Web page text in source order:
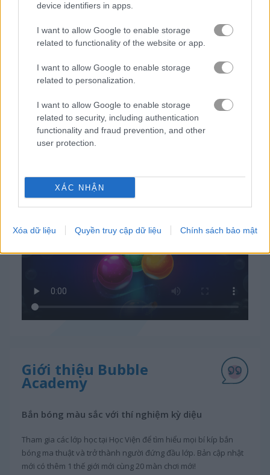
device identifiers in apps.
I want to allow Google to enable storage
related to functionality of the website or app.
I want to allow Google to enable storage
related to personalization.
I want to allow Google to enable storage
related to security, including authentication
functionality and fraud prevention, and other
user protection.
XÁC NHẬN
Xóa dữ liệu Quyền truy cập dữ liệu Chính sách bảo mật
Video gameplay
Giới thiệu Bubble
Academy
Bắn bóng màu sắc với thí nghiệm kỳ diệu
Tham gia các lớp học tại Học Viện để tìm hiểu mọi bí kíp bắn
bóng ma thuật và trở thành người đứng đầu lớp. Bản cập nhật
mới có thêm 1 thế giới mới cùng 20 màn chơi mới!